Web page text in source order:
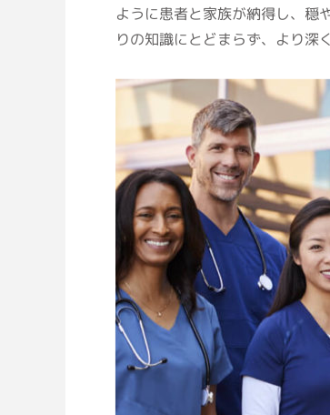
ように患者と家族が納得し、穏
りの知識にとどまらず、より深